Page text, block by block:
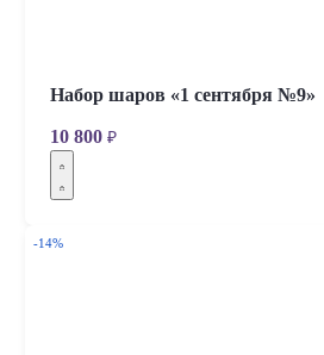
Набор шаров «1 сентября №9»
10 800 ₽
-14%